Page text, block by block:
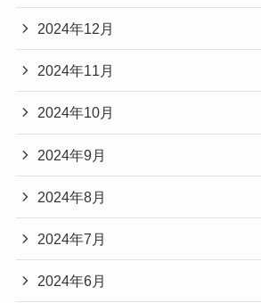
2024年12月
2024年11月
2024年10月
2024年9月
2024年8月
2024年7月
2024年6月